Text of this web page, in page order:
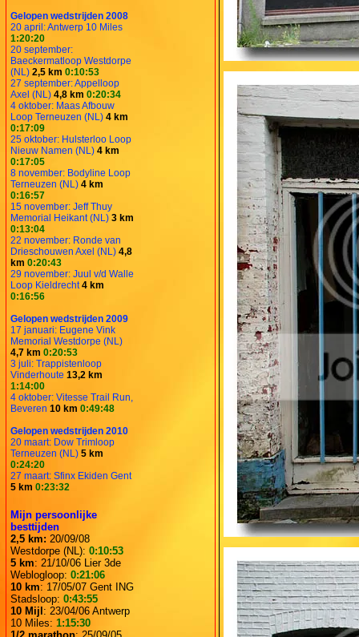
Gelopen wedstrijden 2008
20 april: Antwerp 10 Miles
1:20:20
20 september:
Baeckermatloop Westdorpe
(NL) 2,5 km 0:10:53
27 september: Appelloop
Axel (NL) 4,8 km 0:20:34
4 oktober: Maas Afbouw
Loop Terneuzen (NL) 4 km
0:17:09
25 oktober: Hulsterloo Loop
Nieuw Namen (NL) 4 km
0:17:05
8 november: Bodyline Loop
Terneuzen (NL) 4 km
0:16:57
15 november: Jeff Thuy
Memorial Heikant (NL) 3 km
0:13:04
22 november: Ronde van
Drieschouwen Axel (NL) 4,8
km 0:20:43
29 november: Juul v/d Walle
Loop Kieldrecht4 km
0:16:56
Gelopen wedstrijden 2009
17 januari: Eugene Vink
Memorial Westdorpe (NL)
4,7 km 0:20:53
3 juli: Trappistenloop
Vinderhoute 13,2 km
1:14:00
4 oktober: Vitesse Trail Run,
Beveren 10 km 0:49:48
Gelopen wedstrijden 2010
20 maart: Dow Trimloop
Terneuzen (NL) 5 km
0:24:20
27 maart: Sfinx Ekiden Gent
5 km 0:23:32
Mijn persoonlijke
besttijden
2,5 km: 20/09/08
Westdorpe (NL): 0:10:53
5 km: 21/10/06 Lier 3de
Weblogloop: 0:21:06
10 km: 17/05/07 Gent ING
Stadsloop: 0:43:55
10 Mijl: 23/04/06 Antwerp
10 Miles: 1:15:30